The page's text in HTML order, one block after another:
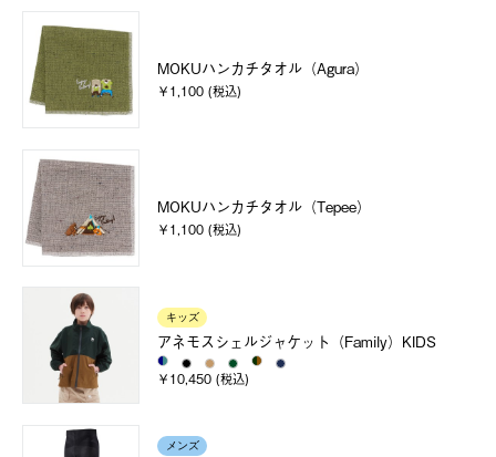
MOKUハンカチタオル（Agura）
￥1,100 (税込)
MOKUハンカチタオル（Tepee）
￥1,100 (税込)
キッズ
アネモスシェルジャケット（Family）KIDS
￥10,450 (税込)
メンズ